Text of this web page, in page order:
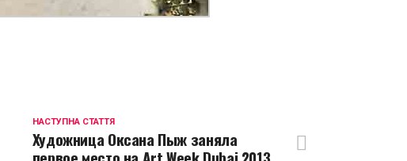
НАСТУПНА СТАТТЯ
Художница Оксана Пыж заняла